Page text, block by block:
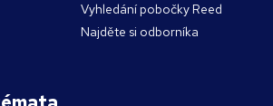
Vyhledání pobočky Reed
Najděte si odborníka